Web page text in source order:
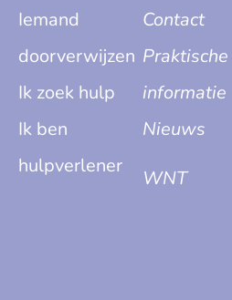
Iemand
doorverwijzen
Ik zoek hulp
Ik ben
hulpverlener
Contact
Praktische
informatie
Nieuws
WNT